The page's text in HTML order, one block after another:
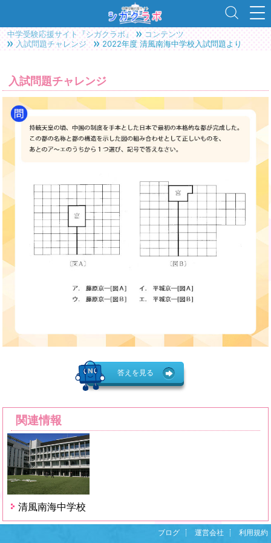
中学受験応援サイト『シガクラボ』
コンテンツ
入試問題チャレンジ
2022年度 清風南海中学校入試問題より
入試問題チャレンジ
答えを見る
関連情報
清風南海中学校
ブログ 運営会社 利用規約